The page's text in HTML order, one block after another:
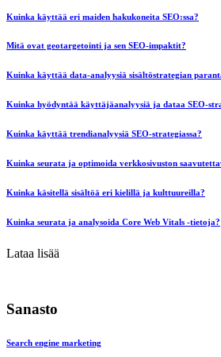
Kuinka käyttää eri maiden hakukoneita SEO:ssa?
Mitä ovat geotargetointi ja sen SEO-impaktit?
Kuinka käyttää data-analyysiä sisältöstrategian
Kuinka hyödyntää käyttäjäanalyysiä ja dataa SEO-
Kuinka käyttää trendianalyysiä SEO-strategiassa?
Kuinka seurata ja optimoida verkkosivuston
Kuinka käsitellä sisältöä eri kielillä ja kulttuureilla?
Kuinka seurata ja analysoida Core Web Vitals -tietoja?
Lataa lisää
Sanasto
Search engine marketing